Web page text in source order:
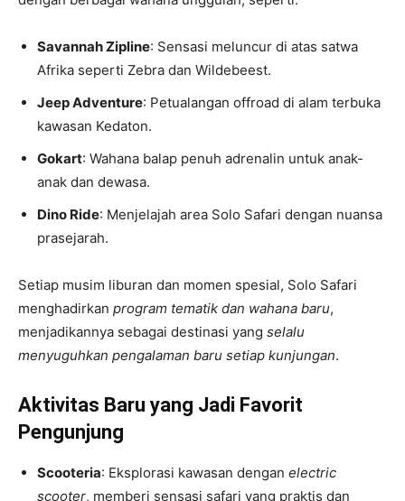
Savannah Zipline: Sensasi meluncur di atas satwa
Afrika seperti Zebra dan Wildebeest.
Jeep Adventure: Petualangan offroad di alam terbuka
kawasan Kedaton.
Gokart: Wahana balap penuh adrenalin untuk anak-
anak dan dewasa.
Dino Ride: Menjelajah area Solo Safari dengan nuansa
prasejarah.
Setiap musim liburan dan momen spesial, Solo Safari
menghadirkan program tematik dan wahana baru,
menjadikannya sebagai destinasi yang selalu
menyuguhkan pengalaman baru setiap kunjungan.
Aktivitas Baru yang Jadi Favorit
Pengunjung
Scooteria: Eksplorasi kawasan dengan electric
scooter, memberi sensasi safari yang praktis dan